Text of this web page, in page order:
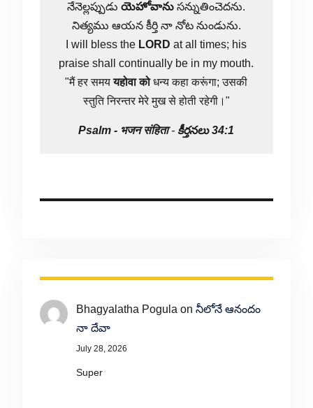
నేనెల్లప్పుడుయెహోవాను సన్నుతించెదను.
నిత్యము ఆయన కీర్తి నా నోట నుండును.
I will bless the LORD at all times; his
praise shall continually be in my mouth.
"मैं हर समययहोवा कोधन्य कहा करूंगा; उसकी
स्तुति निरन्तर मेरे मुख से होती रहेगी।"
Psalm - भजन संहिता- కీర్తనలు 34:1
Bhagyalatha Pogula on నీలోనే ఆనందం
నా దేవా
July 28, 2026
Super